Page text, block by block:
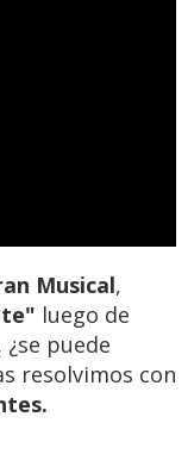
Musical,
luego de
puede
resolvimos con